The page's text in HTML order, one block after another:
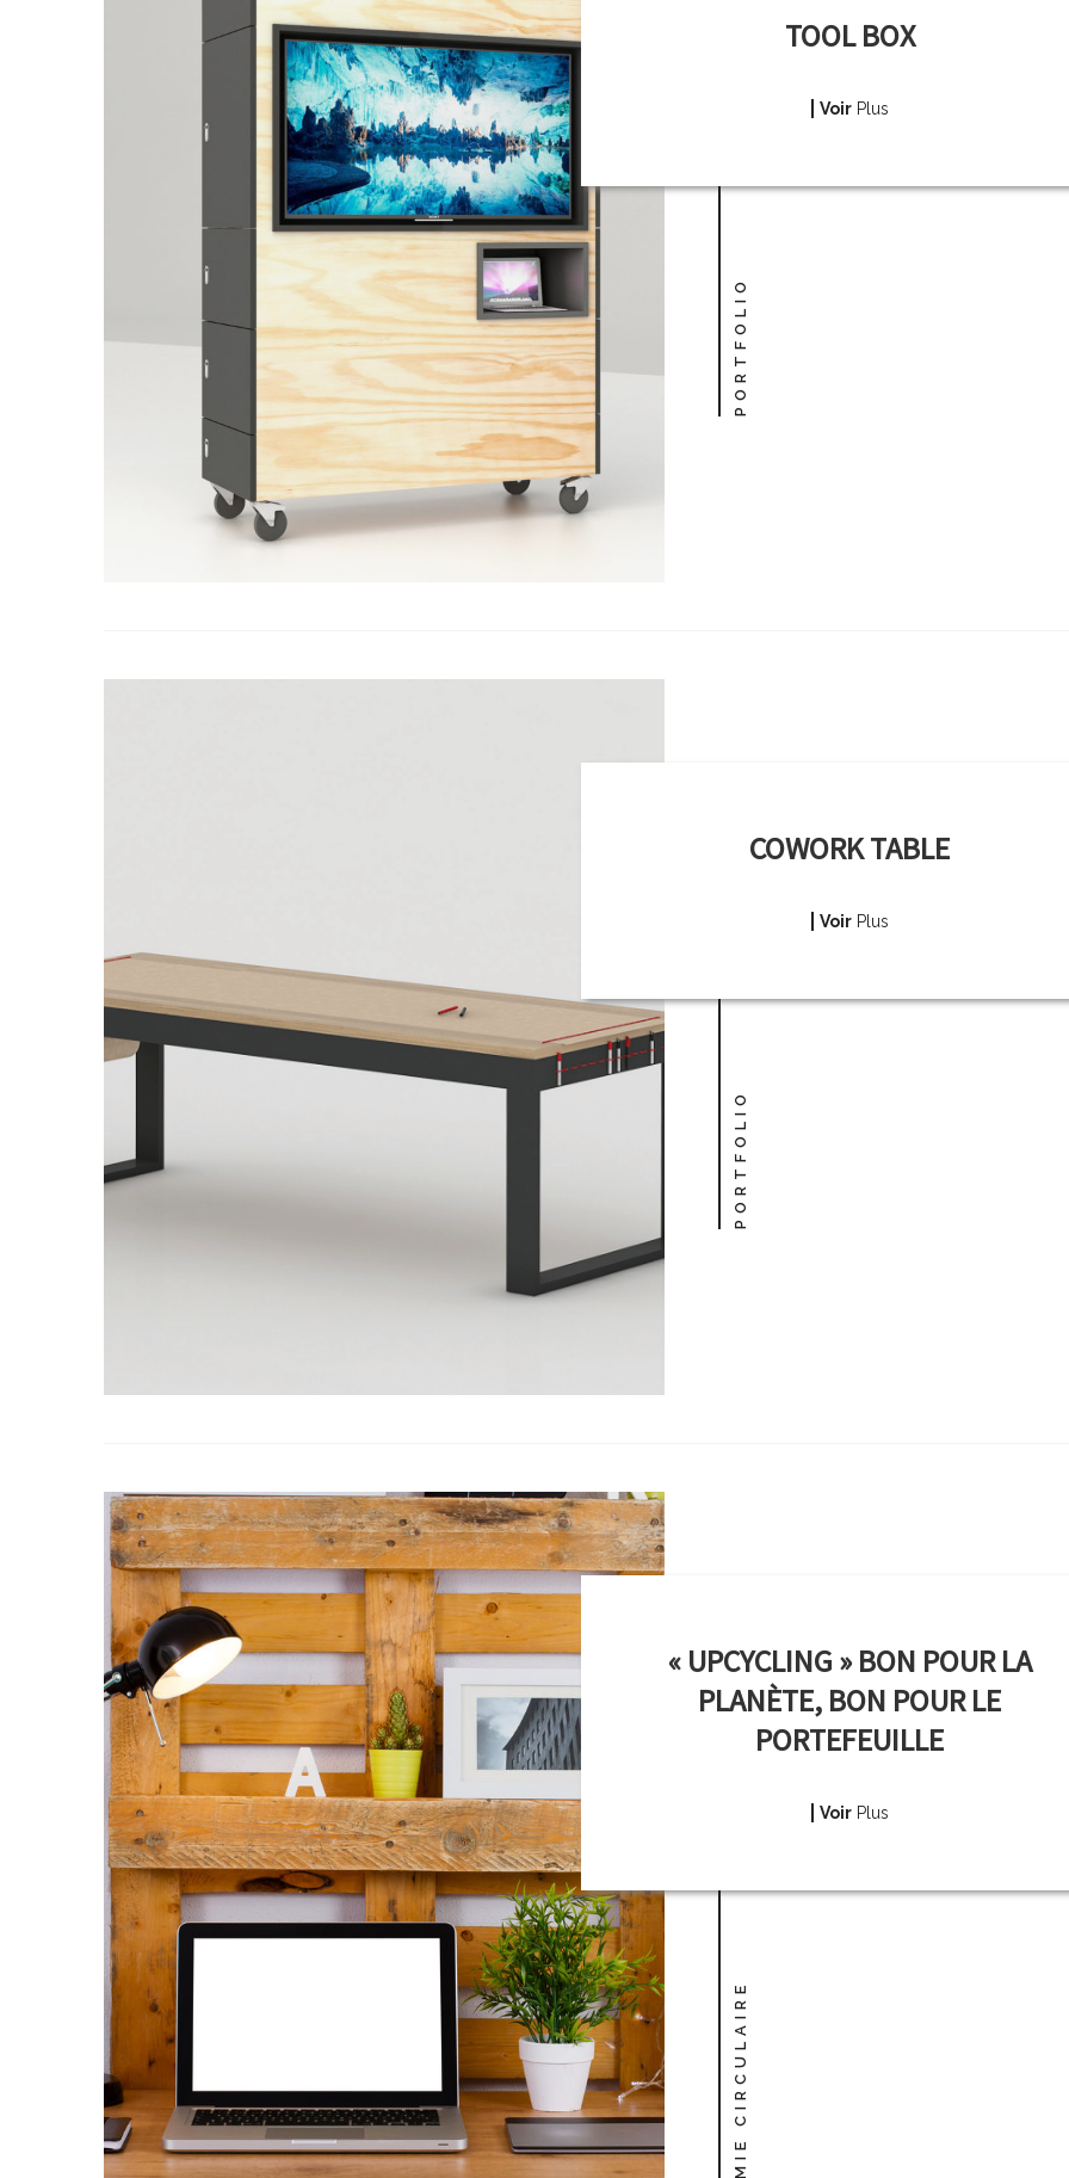
PORTFOLIO
TOOL BOX
VoirPlus
PORTFOLIO
COWORK TABLE
VoirPlus
ÉCONOMIE CIRCULAIRE
« UPCYCLING » BON POUR LA
PLANÈTE, BON POUR LE
PORTEFEUILLE
VoirPlus